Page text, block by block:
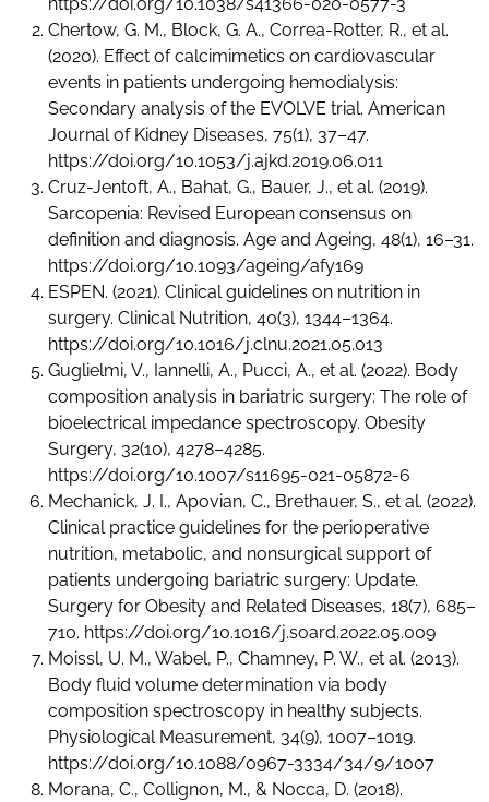
Chertow, G. M., Block, G. A., Correa-Rotter, R., et al.
(2020). Effect of calcimimetics on cardiovascular
events in patients undergoing hemodialysis:
Secondary analysis of the EVOLVE trial. American
Journal of Kidney Diseases, 75(1), 37–47.
https://doi.org/10.1053/j.ajkd.2019.06.011
Cruz-Jentoft, A., Bahat, G., Bauer, J., et al. (2019).
Sarcopenia: Revised European consensus on
definition and diagnosis. Age and Ageing, 48(1), 16–31.
https://doi.org/10.1093/ageing/afy169
ESPEN. (2021). Clinical guidelines on nutrition in
surgery. Clinical Nutrition, 40(3), 1344–1364.
https://doi.org/10.1016/j.clnu.2021.05.013
Guglielmi, V., Iannelli, A., Pucci, A., et al. (2022). Body
composition analysis in bariatric surgery: The role of
bioelectrical impedance spectroscopy. Obesity
Surgery, 32(10), 4278–4285.
https://doi.org/10.1007/s11695-021-05872-6
Mechanick, J. I., Apovian, C., Brethauer, S., et al. (2022).
Clinical practice guidelines for the perioperative
nutrition, metabolic, and nonsurgical support of
patients undergoing bariatric surgery: Update.
Surgery for Obesity and Related Diseases, 18(7), 685–
710. https://doi.org/10.1016/j.soard.2022.05.009
Moissl, U. M., Wabel, P., Chamney, P. W., et al. (2013).
Body fluid volume determination via body
composition spectroscopy in healthy subjects.
Physiological Measurement, 34(9), 1007–1019.
https://doi.org/10.1088/0967-3334/34/9/1007
Morana, C., Collignon, M., & Nocca, D. (2018).